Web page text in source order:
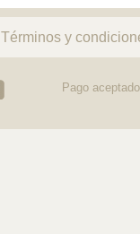
Términos y
Pago